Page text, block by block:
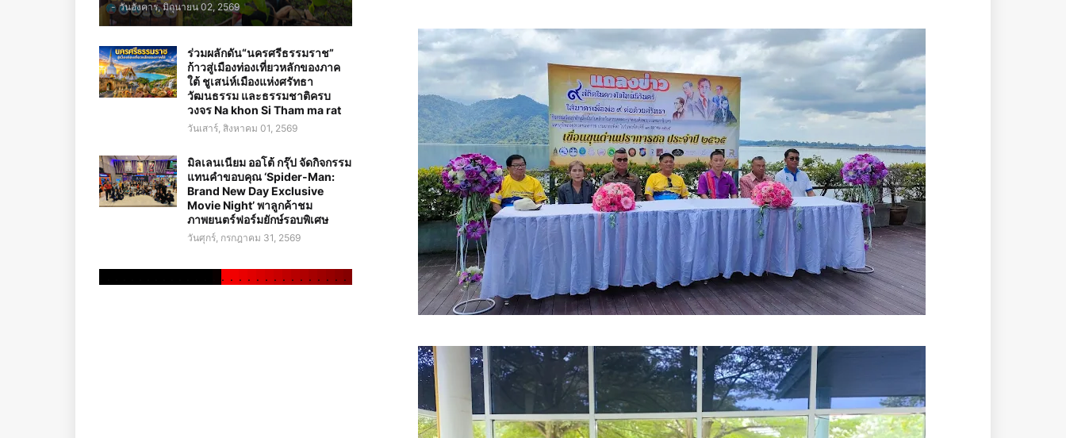
- วันอังคาร, มิถุนายน 02, 2569
ร่วมผลักดัน“นครศรีธรรมราช”
ก้าวสู่เมืองท่องเที่ยวหลักของภาค
ใต้ ชูเสน่ห์เมืองแห่งศรัทธา
วัฒนธรรม และธรรมชาติครบ
วงจร Na khon Si Tham ma rat
วันเสาร์, สิงหาคม 01, 2569
มิลเลนเนียม ออโต้ กรุ๊ป จัดกิจกรรม
แทนคำขอบคุณ ‘Spider-Man:
Brand New Day Exclusive
Movie Night’ พาลูกค้าชม
ภาพยนตร์ฟอร์มยักษ์รอบพิเศษ
วันศุกร์, กรกฎาคม 31, 2569
. . . . . . . . . . . . . . .